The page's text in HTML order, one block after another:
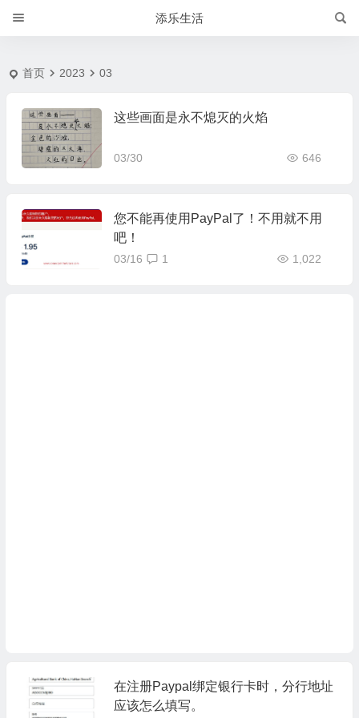
添乐生活
首页 2023 03
这些画面是永不熄灭的火焰
03/30 646
您不能再使用PayPal了！不用就不用
吧！
03/16 1,022
1
在注册Paypal绑定银行卡时，分行地址
应该怎么填写。